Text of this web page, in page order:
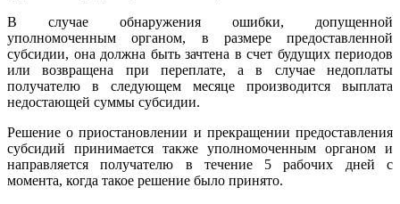
В случае обнаружения ошибки, допущенной
уполномоченным органом, в размере предоставленной
субсидии, она должна быть зачтена в счет будущих периодов
или возвращена при переплате, а в случае недоплаты
получателю в следующем месяце производится выплата
недостающей суммы субсидии.
Решение о приостановлении и прекращении предоставления
субсидий принимается также уполномоченным органом и
направляется получателю в течение 5 рабочих дней с
момента, когда такое решение было принято.